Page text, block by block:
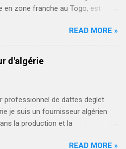
en zone franche au Togo, est
hygiéniques de haute qualité : •
(rouleaux simples et doubles,
• mouchoirs en papier
de table (blanches ou
nos avantages : • production
compétitifs grâce à notre
zone franche • capacité de
aux petites et grandes
READ MORE »
d'algérie
professionnel de dattes deglet
je suis un fournisseur algérien
la production et la
des palmeraies du sudREAD MORE »